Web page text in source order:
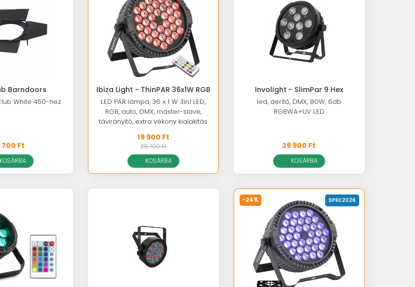
Barndoors
White 450-hez
700 Ft
KOSÁRBA
Ibiza Light - ThinPAR 36x1W RGB
LED PAR lámpa, 36 x 1 W 3in1 LED,
RGB, auto, DMX, master-slave,
távirányító, extra vékony kialakítás
19 900 Ft
29 700 Ft
KOSÁRBA
Involight - SlimPar 9 Hex
led, derítő, DMX, 80W, 6db
RGBWA+UV LED
29 900 Ft
KOSÁRBA
-24% SPEC2026